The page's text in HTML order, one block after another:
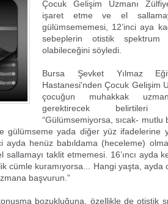
Çocuk Gelişim Uzmanı
işaret etme ve el
gülümsememesi, 12’inci aya
sebeplerin otistik spektrum
olabileceğini söyledi.
Bursa Şevket Yılmaz
Hastanesi'nden Çocuk Gelişim
çocuğun muhakkak
gerektirecek belirtileri
“Gülümsemiyorsa, sıcak-
gülümseme yada diğer yüz ifadelerine
ayda henüz babıldama (heceleme)
taklit etmemesi. 16’ıncı ayda
cümle kuramıyorsa... Hangi yaşta, ayda
başvurun.”
bozukluğuna, özellikle de otistik